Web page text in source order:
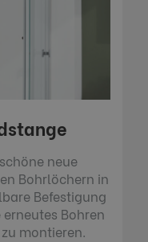
neue
Bohrlöchern in
Befestigung
Bohren
montieren.